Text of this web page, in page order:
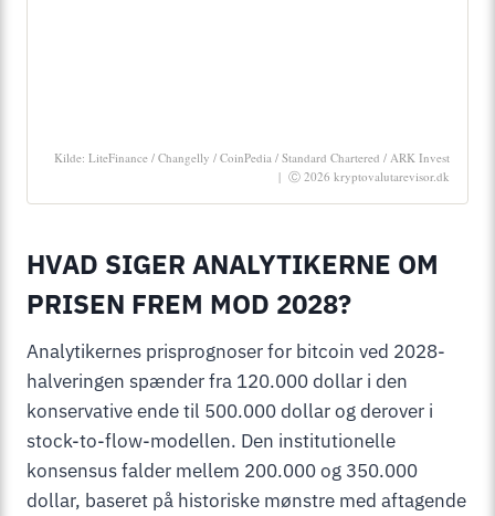
Kilde: LiteFinance / Changelly / CoinPedia / Standard Chartered / ARK Invest
| Ⓒ 2026 kryptovalutarevisor.dk
HVAD SIGER ANALYTIKERNE OM
PRISEN FREM MOD 2028?
Analytikernes prisprognoser for bitcoin ved 2028-
halveringen spænder fra 120.000 dollar i den
konservative ende til 500.000 dollar og derover i
stock-to-flow-modellen. Den institutionelle
konsensus falder mellem 200.000 og 350.000
dollar, baseret på historiske mønstre med aftagende